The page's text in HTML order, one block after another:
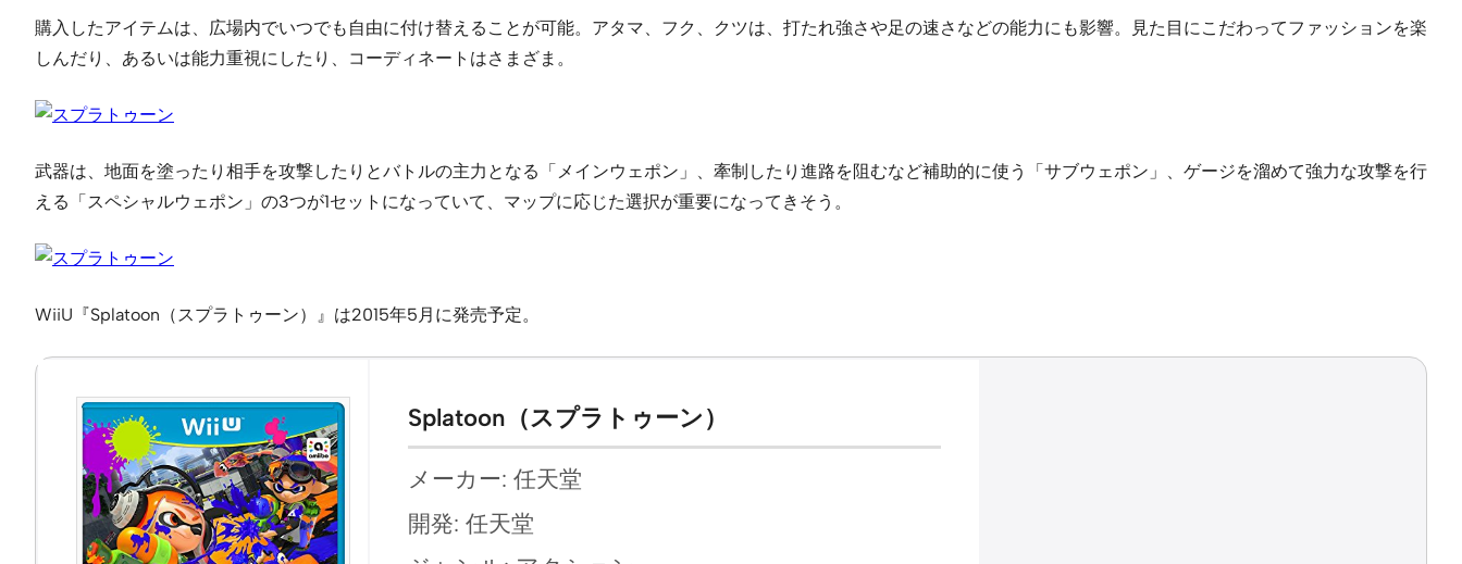
購入したアイテムは、広場内でいつでも自由に付け替えることが可能。アタマ、フク、クツは、打たれ強さや足の速さなどの能力にも影響。見た目にこだわってファッションを楽
しんだり、あるいは能力重視にしたり、コーディネートはさまざま。
武器は、地面を塗ったり相手を攻撃したりとバトルの主力となる「メインウェポン」、牽制したり進路を阻むなど補助的に使う「サブウェポン」、ゲージを溜めて強力な攻撃を行
える「スペシャルウェポン」の3つが1セットになっていて、マップに応じた選択が重要になってきそう。
WiiU『Splatoon（スプラトゥーン）』は2015年5月に発売予定。
Splatoon（スプラトゥーン）
メーカー: 任天堂
開発: 任天堂